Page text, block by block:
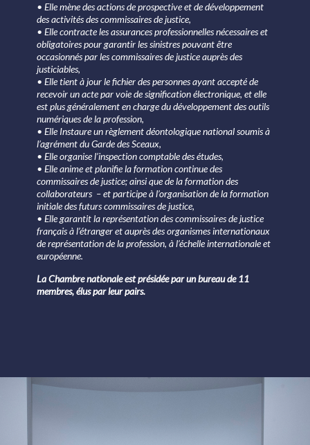
• Elle mène des actions de prospective et de développement
des activités des commissaires de justice,
• Elle contracte les assurances professionnelles nécessaires et
obligatoires pour garantir les sinistres pouvant être
occasionnés par les commissaires de justice auprès des
justiciables,
• Elle tient à jour le fichier des personnes ayant accepté de
recevoir un acte par voie de signification électronique, et elle
est plus généralement en charge du développement des outils
numériques de la profession,
• Elle Instaure un règlement déontologique national soumis à
l’agrément du Garde des Sceaux,
• Elle organise l’inspection comptable des études,
• Elle anime et planifie la formation continue des
commissaires de justice; ainsi que de la formation des
collaborateurs – et participe à l’organisation de la formation
initiale des futurs commissaires de justice,
• Elle garantit la représentation des commissaires de justice
français à l’étranger et auprès des organismes internationaux
de représentation de la profession, à l’échelle internationale et
européenne.
La Chambre nationale est présidée par un bureau de 11
membres, élus par leur pairs.